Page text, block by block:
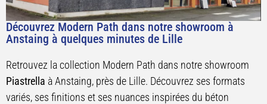
Découvrez Modern Path dans notre showroom à
Anstaing à quelques minutes de Lille
Retrouvez la collection Modern Path dans notre showroom
Piastrella à Anstaing, près de Lille. Découvrez ses formats
variés, ses finitions et ses nuances inspirées du béton